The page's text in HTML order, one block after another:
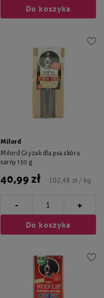
Do koszyka
Milord
Milord Gryzak dla psa skóra
sarny 150 g
40,99 zł 102,48 zł / kg
- +
Do koszyka